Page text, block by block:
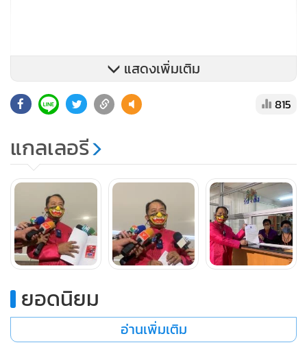
“นายทักษิณพยายามจะเชื่อมโยงกับพรรคเพื่อไทยมาโดยตลอด
ทั้งๆ ที่พรรคเพื่อไทยก็มีภาพลักษณ์ที่ทำงานเพื่อประชาชนมา
อย่างดีตลอด แต่การที่มีบุคคลอื่นอย่างนายทักษิณที่พยายามพูด
คุยหรือตั้งประเด็นที่เกี่ยวกับพรรคเพื่อไทยนั้นก็น่าเข้าข่ายเป็น
บุคคลอื่นที่มิใช่สมาชิกพรรคเข้ามาชี้นำ ครอบงำพรรคหรือไม่ จึง
ต้องมาร้องต่อ กกต.เพื่อให้ดำเนินการไต่สวน สอบสวน และ
มาตรา 28 และมาตรา 29 หรือไม่ ถ้าเข้าข่ายนั้นก็จะเชื่อมโยงไป
ถึงมาตรา 92(3) กกต.มีอำนาจที่จะเสนอไปยังศาลรัฐธรรมนูญ
เพื่อวินิจฉัยยุบพรรคได้ ส่วนผู้ที่จะมีความผิดตามกฎหมายของ
แสดงเพิ่มเติม
815
แกลเลอรี
ยอดนิยม
อ่านเพิ่มเติม